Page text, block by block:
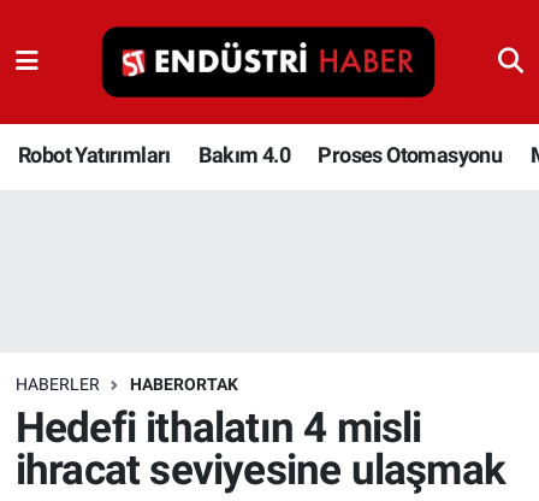
Robot Yatırımları Bakım 4.0 Proses Otomasyonu
HABERLER HABERORTAK
Hedefi ithalatın 4 misli
ihracat seviyesine ulaşmak
Robot Yatırımları
Bakım 4.0
İnşaat ve Malzeme